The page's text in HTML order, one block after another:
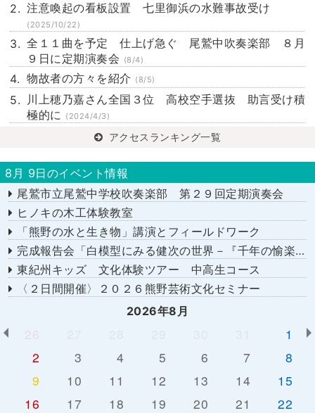
注意喚起の看板設置 七里御浜の水難事故受け
(2025/10/22)
全１１曲を予定 仕上げ急ぐ 尾鷲中吹奏楽部 ８月
９日に定期演奏会 (8/4)
物故者の方々を紹介 (8/5)
川上穂乃嘉さん全国３位 高校空手選抜 助言受け積
極的に (2024/4/3)
アクセスランキング一覧
8月 9日のイベント情報
尾鷲市立尾鷲中学校吹奏楽部 第２９回定期演奏会
ヒノキの木工体験教室
「熊野の水と生き物」講演とフィールドワーク
完成報告会「白模型にみる健次の世界－『千年の愉楽』『奇蹟』より－」
東紀州キッズ 文化体験ツアー 中高生コース
〈２日間開催〉２０２６熊野芸術文化セミナー
2026年8月
26
1
2
3 4 5 6 7
8
9
10 11 12 13 14
15
16
17 18 19 20 21
22